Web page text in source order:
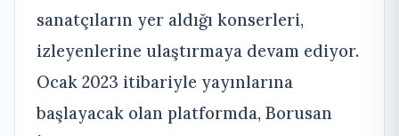
sanatçıların yer aldığı konserleri,
izleyenlerine ulaştırmaya devam ediyor.
Ocak 2023 itibariyle yayınlarına
başlayacak olan platformda, Borusan